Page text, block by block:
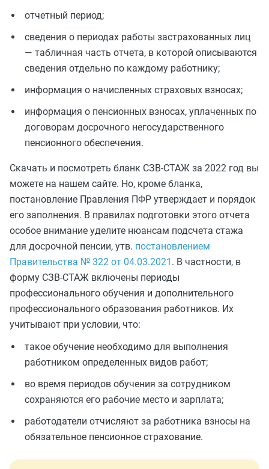
отчетный период;
сведения о периодах работы застрахованных лиц
— табличная часть отчета, в которой описываются
сведения отдельно по каждому работнику;
информация о начисленных страховых взносах;
информация о пенсионных взносах, уплаченных по
договорам досрочного негосударственного
пенсионного обеспечения.
Скачать и посмотреть бланк СЗВ-СТАЖ за 2022 год вы
можете на нашем сайте. Но, кроме бланка,
постановление Правления ПФР утверждает и порядок
его заполнения. В правилах подготовки этого отчета
особое внимание уделите нюансам подсчета стажа
для досрочной пенсии, утв. постановлением
Правительства № 322 от 04.03.2021 . В частности, в
форму СЗВ-СТАЖ включены периоды
профессионального обучения и дополнительного
профессионального образования работников. Их
учитывают при условии, что:
такое обучение необходимо для выполнения
работником определенных видов работ;
во время периодов обучения за сотрудником
сохраняются его рабочие место и зарплата;
работодатели отчисляют за работника взносы на
обязательное пенсионное страхование.